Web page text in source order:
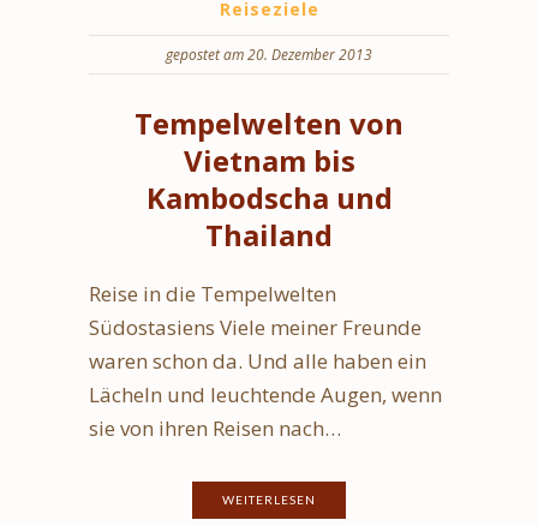
Reiseziele
gepostet am 20. Dezember 2013
Tempelwelten von
Vietnam bis
Kambodscha und
Thailand
Reise in die Tempelwelten
Südostasiens Viele meiner Freunde
waren schon da. Und alle haben ein
Lächeln und leuchtende Augen, wenn
sie von ihren Reisen nach…
WEITERLESEN